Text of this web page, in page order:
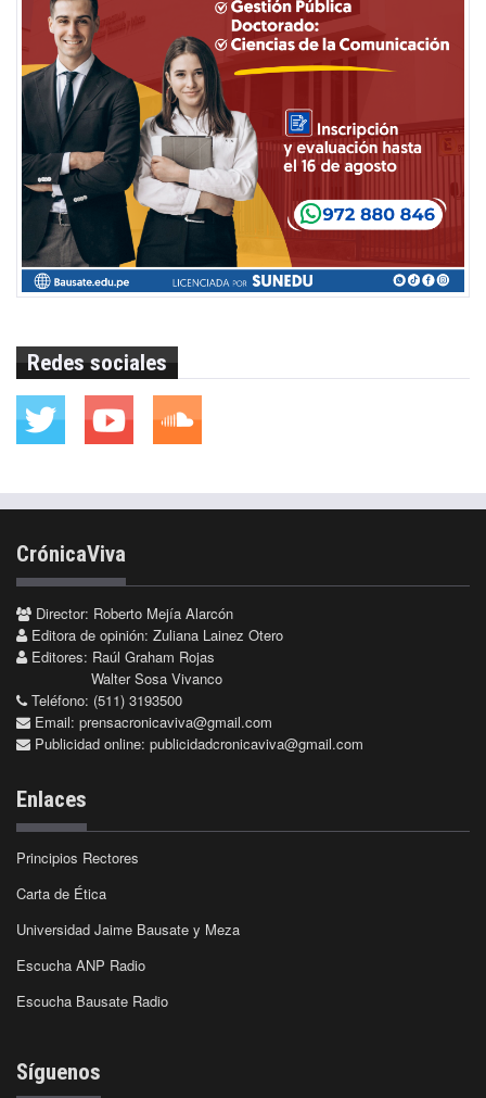
Redes sociales
CrónicaViva
Director: Roberto Mejía Alarcón
Editora de opinión: Zuliana Lainez Otero
Editores: Raúl Graham Rojas
Walter Sosa Vivanco
Teléfono: (511) 3193500
Email: prensacronicaviva@gmail.com
Publicidad online: publicidadcronicaviva@gmail.com
Enlaces
Principios Rectores
Carta de Ética
Universidad Jaime Bausate y Meza
Escucha ANP Radio
Escucha Bausate Radio
Síguenos